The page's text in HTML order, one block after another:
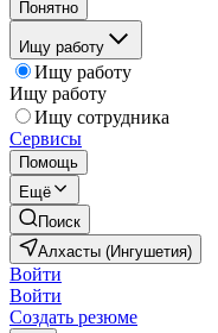
Понятно
Ищу работу
Ищу работу
Ищу работу
Ищу сотрудника
Сервисы
Помощь
Ещё
Поиск
Алхасты (Ингушетия)
Войти
Войти
Создать резюме